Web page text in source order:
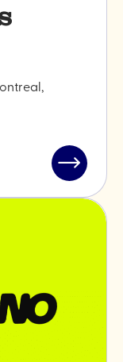
Lire
l'article
"Les